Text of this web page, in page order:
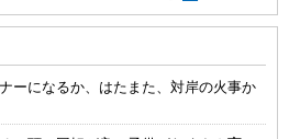
ーになるか、はたまた、対岸の火事か